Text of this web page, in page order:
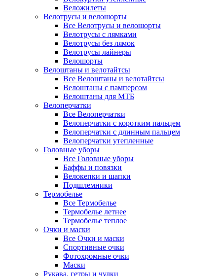
Веложилеты
Велотрусы и велошорты
Все Велотрусы и велошорты
Велотрусы с лямками
Велотрусы без лямок
Велотрусы лайнеры
Велошорты
Велоштаны и велотайтсы
Все Велоштаны и велотайтсы
Велоштаны с памперсом
Велоштаны для МТБ
Велоперчатки
Все Велоперчатки
Велоперчатки с коротким пальцем
Велоперчатки с длинным пальцем
Велоперчатки утепленные
Головные уборы
Все Головные уборы
Баффы и повязки
Велокепки и шапки
Подшлемники
Термобелье
Все Термобелье
Термобелье летнее
Термобелье теплое
Очки и маски
Все Очки и маски
Спортивные очки
Фотохромные очки
Маски
Рукава, гетры и чулки